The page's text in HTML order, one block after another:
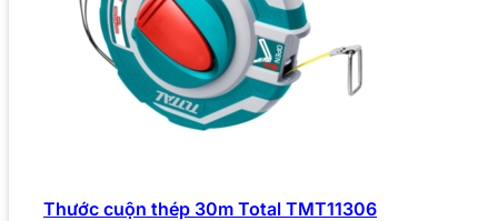
Thước cuộn thép 30m Total TMT11306